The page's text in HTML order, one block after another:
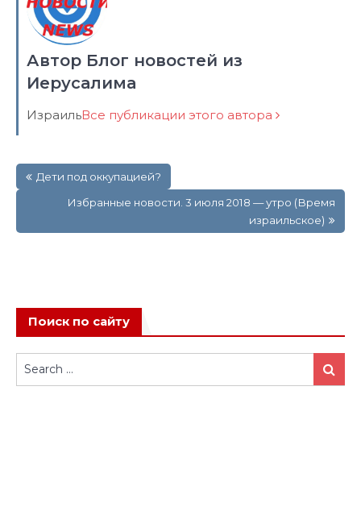
Автор Блог новостей из
Иерусалима
ИзраильВсе публикации этого автора
по
записям
Дети под оккупацией?
Избранные новости. 3 июля 2018 — утро (Время
израильское)
Поиск по сайту
Search
for:
Search